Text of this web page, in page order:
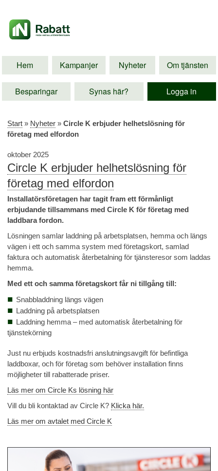
Hem Kampanjer Nyheter Om tjänsten
Besparingar Synas här? Logga in
Start » Nyheter » Circle K erbjuder helhetslösning för
företag med elfordon
oktober 2025
Circle K erbjuder helhetslösning för
företag med elfordon
Installatörsföretagen har tagit fram ett förmånligt
erbjudande tillsammans med Circle K för företag med
laddbara fordon.
Lösningen samlar laddning på arbetsplatsen, hemma och längs
vägen i ett och samma system med företagskort, samlad
faktura och automatisk återbetalning för tjänsteresor som laddas
hemma.
Med ett och samma företagskort får ni tillgång till:
Snabbladdning längs vägen
Laddning på arbetsplatsen
Laddning hemma – med automatisk återbetalning för
tjänstekörning
Just nu erbjuds kostnadsfri anslutningsavgift för befintliga
laddboxar, och för företag som behöver installation finns
möjligheter till rabatterade priser.
Läs mer om Circle Ks lösning här
Vill du bli kontaktad av Circle K? Klicka här.
Läs mer om avtalet med Circle K